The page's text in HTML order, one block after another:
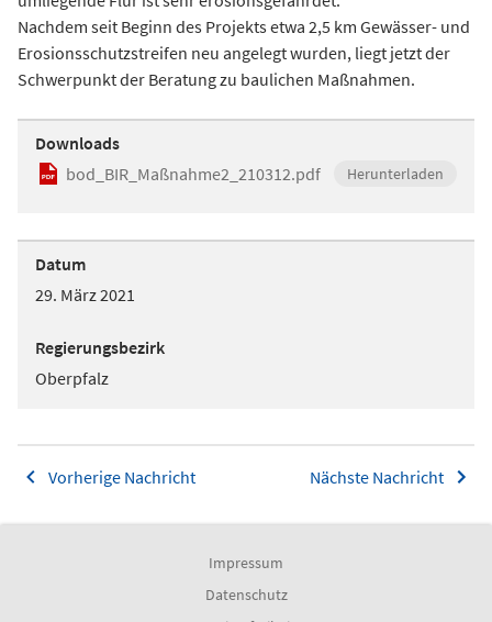
Nachdem seit Beginn des Projekts etwa 2,5 km Gewässer- und
Erosionsschutzstreifen neu angelegt wurden, liegt jetzt der
Schwerpunkt der Beratung zu baulichen Maßnahmen.
Downloads
bod_BIR_Maßnahme2_210312.pdf
Herunterladen
Datum
29. März 2021
Regierungsbezirk
Oberpfalz
Vorherige Nachricht Nächste Nachricht
Impressum
Datenschutz